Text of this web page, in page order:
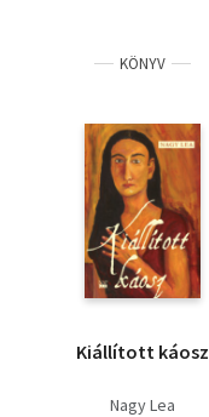
KÖNYV
Kiállított káosz
Nagy Lea